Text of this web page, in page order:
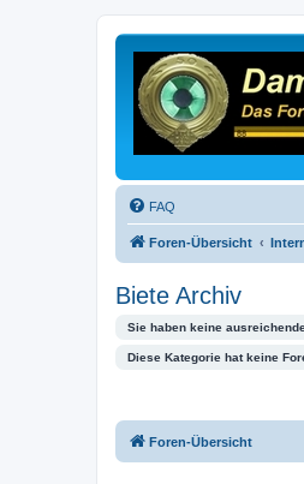
FAQ
Foren-Übersicht
Biete Archiv
Sie haben keine
Diese Kategorie hat keine
Foren-Übersicht